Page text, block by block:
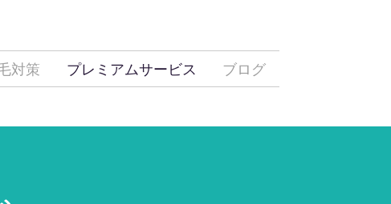
対策 プレミアムサービス ブログ